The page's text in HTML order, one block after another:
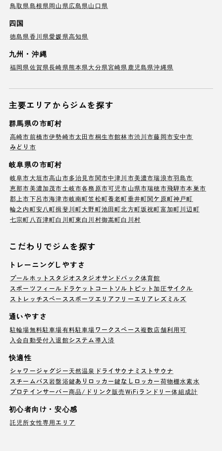
鳥取県島根県岡山県広島県山口県
四国
徳島県香川県愛媛県高知県
九州・沖縄
福岡県佐賀県長崎県熊本県大分県宮崎県 鹿児島県沖縄県
主要エリアからジムを探す
群馬県の市町村
高崎市前橋市伊勢崎市太田市桐生市館林市渋川市藤岡市安中市
みどり市
岐阜県の市町村
岐阜市大垣市高山市多治見市関市中津川市美濃市瑞浪市羽島市
恵那市美濃加茂市土岐市各務原市可児市山県市瑞穂市飛騨市本巣市
郡上市下呂市海津市岐南町笠松町養老町垂井町関ケ原町神戸町
輪之内町安八町揖斐川町大野町池田町北方町坂祝町富加町川辺町
七宗町 八百津町白川町東白川村御嵩町白川村
こだわりでジムを探す
トレーニングしやすさ
プールホットスタジオ スタジオサンドバック体育館
スポーツフィールド ラケットコート ソルトピット加圧サイクル
ストレッチスペース スポーツエリア フリーエリア レズミルズ
通いやすさ
駐輪場無料駐車場有料駐車場ワークスペース複数店舗利用可
入会自動受付 入退館システム導入済
快適性
シャワージャグジー天然温泉 ドライサウナ ミストサウナ
スチームバス岩盤浴鍵ありロッカー鍵なしロッカー荷物棚水素水
プロテインサーバー商品/ドリンク販売WiFi ランドリー体組成計
初心者向け・安心感
託児所女性専用エリア